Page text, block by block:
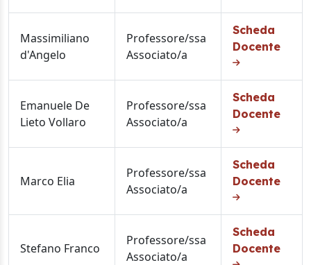
Massimiliano
d'Angelo
Professore/ssa
Associato/a
Scheda
Docente
Emanuele De
Lieto Vollaro
Professore/ssa
Associato/a
Scheda
Docente
Marco Elia
Professore/ssa
Associato/a
Scheda
Docente
Stefano Franco
Professore/ssa
Associato/a
Scheda
Docente